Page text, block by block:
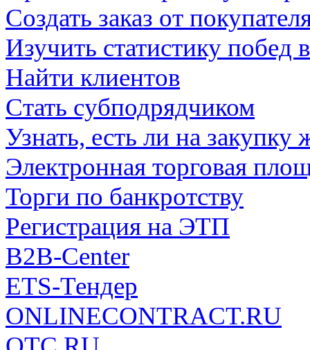
Создать заказ от
Изучить статистику побед
Найти клиентов
Стать субподрядчиком
Узнать, есть ли на
Электронная торговая
Торги по банкротству
Регистрация на ЭТП
B2B-Center
ETS-Тендер
ONLINECONTRACT.RU